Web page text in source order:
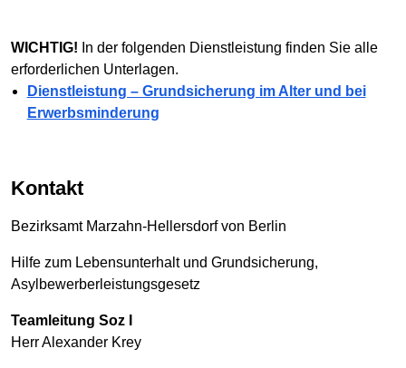
WICHTIG! In der folgenden Dienstleistung finden Sie alle
erforderlichen Unterlagen.
Dienstleistung – Grundsicherung im Alter und bei
Erwerbsminderung
Kontakt
Bezirksamt Marzahn-Hellersdorf von Berlin
Hilfe zum Lebensunterhalt und Grundsicherung,
Asylbewerberleistungsgesetz
Teamleitung Soz I
Herr Alexander Krey